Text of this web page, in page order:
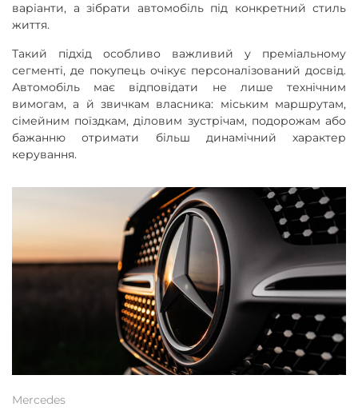
варіанти, а зібрати автомобіль під конкретний стиль
життя.
Такий підхід особливо важливий у преміальному
сегменті, де покупець очікує персоналізований досвід.
Автомобіль має відповідати не лише технічним
вимогам, а й звичкам власника: міським маршрутам,
сімейним поїздкам, діловим зустрічам, подорожам або
бажанню отримати більш динамічний характер
керування.
Mercedes